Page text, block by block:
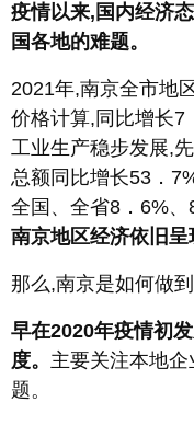
疫情以来,国内经济
国各地的难题。
2021年,南京全市地
价格计算,同比增长7
工业生产稳步发展,
总额同比增长53．
全国、全省8．6%
南京地区经济依旧呈
那么,南京是如何做
早在2020年疫情初
度。 主要关注本地
题。